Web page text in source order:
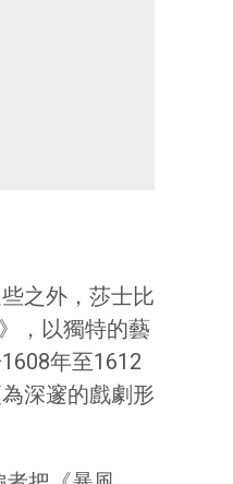
之外，莎士比
，以獨特的藝
年至1612
深邃的戲劇形